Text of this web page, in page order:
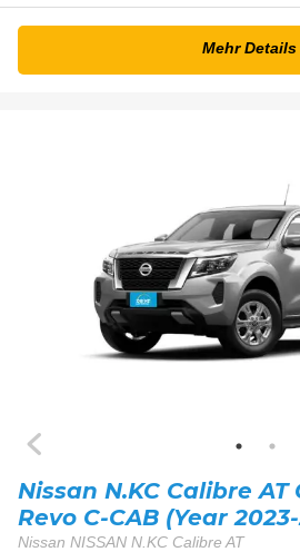
Mehr Details
Nissan N.KC Calibre AT
Revo C-CAB (Year
Nissan NISSAN N.KC Calibre AT